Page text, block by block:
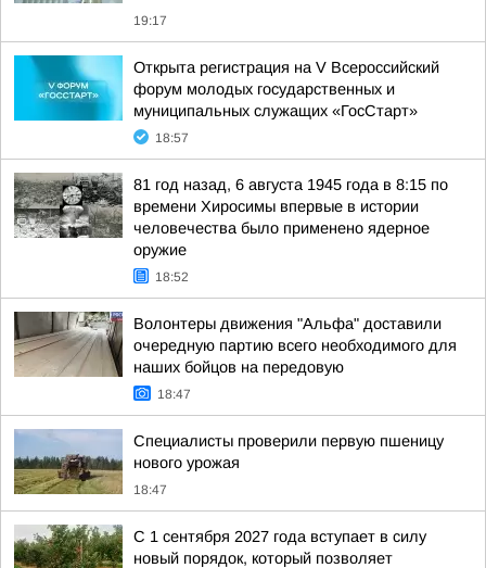
19:17
Открыта регистрация на V Всероссийский
форум молодых государственных и
муниципальных служащих «ГосСтарт»
18:57
81 год назад, 6 августа 1945 года в 8:15 по
времени Хиросимы впервые в истории
человечества было применено ядерное
оружие
18:52
Волонтеры движения "Альфа" доставили
очередную партию всего необходимого для
наших бойцов на передовую
18:47
Специалисты проверили первую пшеницу
нового урожая
18:47
С 1 сентября 2027 года вступает в силу
новый порядок, который позволяет